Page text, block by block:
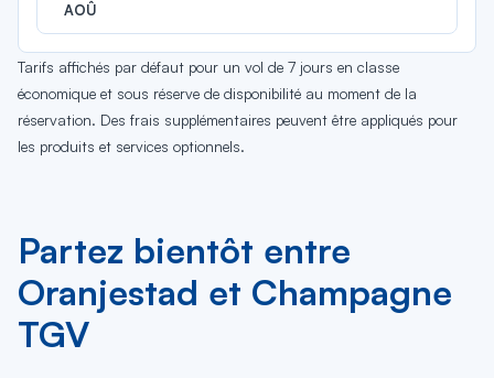
AOÛ
Tarifs affichés par défaut pour un vol de 7 jours en classe
économique et sous réserve de disponibilité au moment de la
réservation. Des frais supplémentaires peuvent être appliqués pour
les produits et services optionnels.
Partez bientôt entre
Oranjestad et Champagne
TGV